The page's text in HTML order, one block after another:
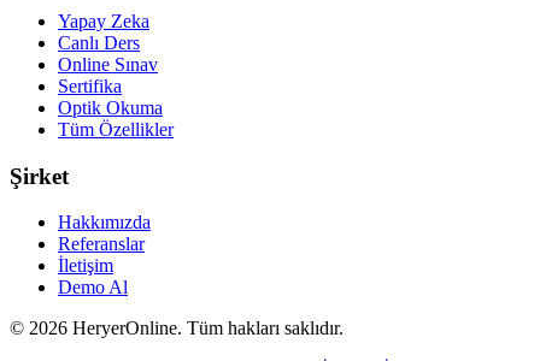
Yapay Zeka
Canlı Ders
Online Sınav
Sertifika
Optik Okuma
Tüm Özellikler
Şirket
Hakkımızda
Referanslar
İletişim
Demo Al
© 2026 HeryerOnline. Tüm hakları saklıdır.